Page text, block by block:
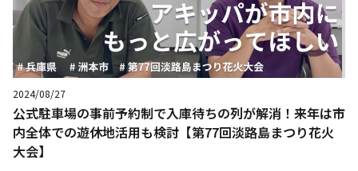
2024/08/27
公式駐車場の事前予約制で入庫待ちの列が解消！来年は市
内全体での遊休地活用も検討【第77回淡路島まつり花火
大会】